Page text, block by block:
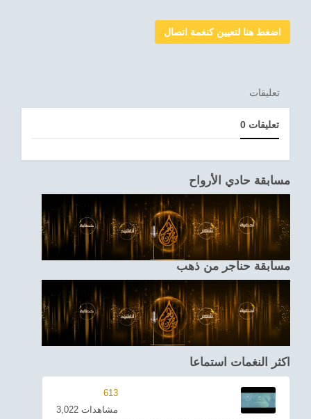
اضغط هنا لتعيين كنغمة اتصال
تعليقات
0 تعليقات
مسابقة حادي الأرواح
مسابقة حناجر من ذهب
اكثر النغمات استماعا
613
3,022 مشاهدات